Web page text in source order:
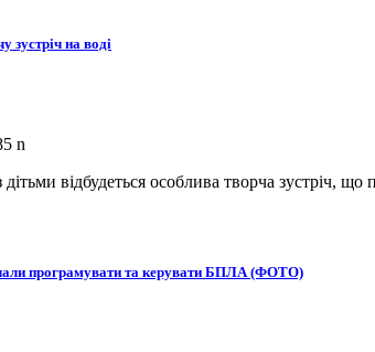
зустріч на воді
відбудеться особлива творча зустріч, що
програмувати та керувати БПЛА (ФОТО)